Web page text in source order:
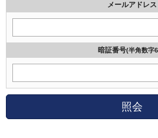
メールアドレス
暗証番号(半角数字
照会